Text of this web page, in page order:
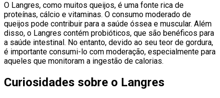
O Langres, como muitos queijos, é uma fonte rica de
proteínas, cálcio e vitaminas. O consumo moderado de
queijos pode contribuir para a saúde óssea e muscular. Além
disso, o Langres contém probióticos, que são benéficos para
a saúde intestinal. No entanto, devido ao seu teor de gordura,
é importante consumi-lo com moderação, especialmente para
aqueles que monitoram a ingestão de calorias.
Curiosidades sobre o Langres